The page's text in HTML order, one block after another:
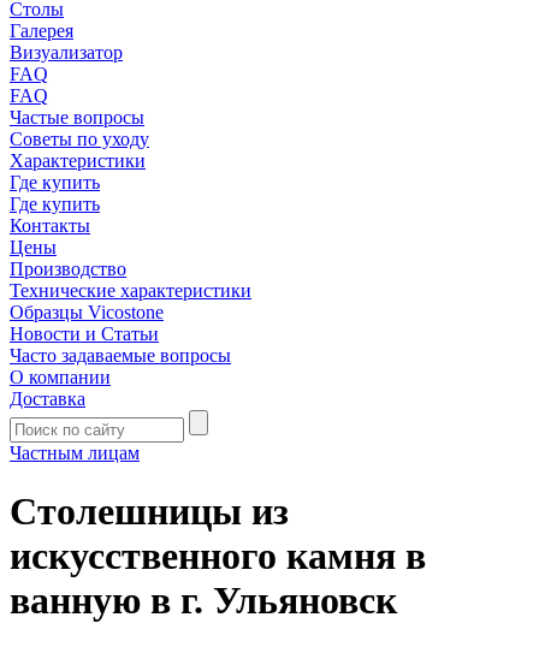
Столы
Галерея
Визуализатор
FAQ
FAQ
Частые вопросы
Советы по уходу
Характеристики
Где купить
Где купить
Контакты
Цены
Производство
Технические характеристики
Образцы Vicostone
Новости и Статьи
Часто задаваемые вопросы
О компании
Доставка
Частным лицам
Столешницы из
искусственного камня в
ванную в г. Ульяновск